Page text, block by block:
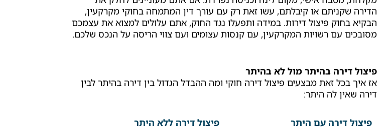
הדירה שקניתם או קיבלתם, עשו זאת רק עם עורך דין המתמחה בחוקי מקרקעין,
הבקיא בחוק פיצול דירות. במידה ותפעלו נגד החוק, אתם עלולים למצוא את עצמכם
מסובכים עם רשויות המקרקעין, עם קנסות עצומים ועם צווי הריסה על הנכס שלכם.
פיצול דירה בהיתר מול לא בהיתר
אז איך בכל זאת מבצעים פיצול דירה חוקי ומה ההבדל הגדול בין דירה בהיתר לבין
דירה שאין לה היתר:
פיצול דירה עם היתר
פיצול דירה ללא היתר